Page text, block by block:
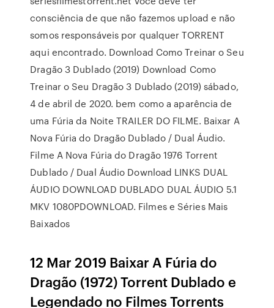
consciência de que não fazemos upload e não
somos responsáveis por qualquer TORRENT
aqui encontrado. Download Como Treinar o Seu
Dragão 3 Dublado (2019) Download Como
Treinar o Seu Dragão 3 Dublado (2019) sábado,
4 de abril de 2020. bem como a aparência de
uma Fúria da Noite TRAILER DO FILME. Baixar A
Nova Fúria do Dragão Dublado / Dual Áudio.
Filme A Nova Fúria do Dragão 1976 Torrent
Dublado / Dual Áudio Download LINKS DUAL
ÁUDIO DOWNLOAD DUBLADO DUAL ÁUDIO 5.1
MKV 1080PDOWNLOAD. Filmes e Séries Mais
Baixados
12 Mar 2019 Baixar A Fúria do
Dragão (1972) Torrent Dublado e
Legendado no Filmes Torrents